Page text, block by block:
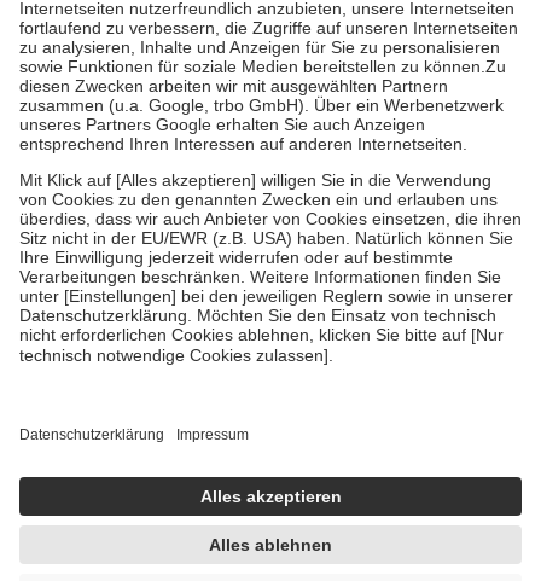
Kosten der Leistung zu entrichten.
Diese Regeln gelten grundsätzlich auch für Online-Apotheken.
Bei Heilmitteln und häuslicher Krankenpflege beträgt die
Zuzahlung zehn Prozent der Kosten sowie zehn Euro je
Verordnung.
Um das Engagement der Versicherten für ihre eigene Gesundheit zu
stärken und die besondere Stellung der Familie zu unterstützen,
fallenkeine Zuzahlungenan bei:
• Kindern und Jugendlichen bis zum vollendeten 18. Lebensjahr
mit Ausnahme der Fahrkosten
• Untersuchungen zur Vorsorge und Früherkennung, die von der
GKV getragen werden
• empfohlenen Schutzimpfungen
• Harn- und Blutteststreifen
getroffen, um sicherzustellen, dass es sich um echte Bewertungen
https://help.etrusted.com/hc/de/articles/4419944605341
Einige Bilder und Inhalte wurden unter Zuhilfenahme künstlicher